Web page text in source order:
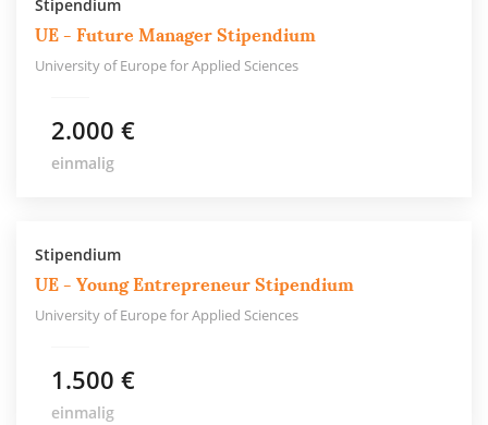
Stipendium
UE - Future Manager Stipendium
University of Europe for Applied Sciences
2.000 €
einmalig
Stipendium
UE - Young Entrepreneur Stipendium
University of Europe for Applied Sciences
1.500 €
einmalig